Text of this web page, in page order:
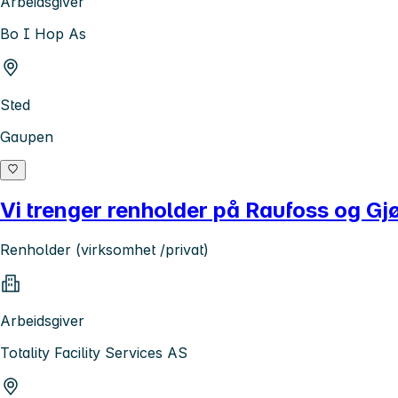
Bo I Hop As
Sted
Gaupen
Vi trenger renholder på Raufoss og
Renholder (virksomhet /privat)
Arbeidsgiver
Totality Facility Services AS